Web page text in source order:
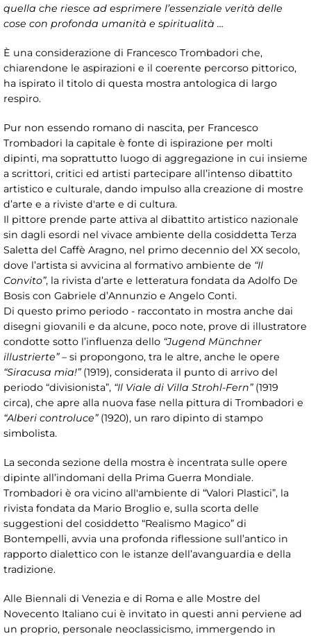
quella che riesce ad esprimere l’essenziale verità delle
cose con profonda umanità e spiritualità …
È una considerazione di Francesco Trombadori che,
chiarendone le aspirazioni e il coerente percorso pittorico,
ha ispirato il titolo di questa mostra antologica di largo
respiro.
Pur non essendo romano di nascita, per Francesco
Trombadori la capitale è fonte di ispirazione per molti
dipinti, ma soprattutto luogo di aggregazione in cui insieme
a scrittori, critici ed artisti partecipare all’intenso dibattito
artistico e culturale, dando impulso alla creazione di mostre
d’arte e a riviste d'arte e di cultura.
Il pittore prende parte attiva al dibattito artistico nazionale
sin dagli esordi nel vivace ambiente della cosiddetta Terza
Saletta del Caffè Aragno, nel primo decennio del XX secolo,
dove l’artista si avvicina al formativo ambiente de “Il
Convito”, la rivista d’arte e letteratura fondata da Adolfo De
Bosis con Gabriele d’Annunzio e Angelo Conti.
Di questo primo periodo - raccontato in mostra anche dai
disegni giovanili e da alcune, poco note, prove di illustratore
condotte sotto l’influenza dello “Jugend Münchner
illustrierte”– si propongono, tra le altre, anche le opere
“Siracusa mia!”(1919), considerata il punto di arrivo del
periodo “divisionista”, “Il Viale di Villa Strohl-Fern”(1919
circa), che apre alla nuova fase nella pittura di Trombadori e
“Alberi controluce”(1920), un raro dipinto di stampo
simbolista.
La seconda sezione della mostra è incentrata sulle opere
dipinte all’indomani della Prima Guerra Mondiale.
Trombadori è ora vicino all'ambiente di “Valori Plastici”, la
rivista fondata da Mario Broglio e, sulla scorta delle
suggestioni del cosiddetto “Realismo Magico” di
Bontempelli, avvia una profonda riflessione sull’antico in
rapporto dialettico con le istanze dell’avanguardia e della
tradizione.
Alle Biennali di Venezia e di Roma e alle Mostre del
Novecento Italiano cui è invitato in questi anni perviene ad
un proprio, personale neoclassicismo, immergendo in